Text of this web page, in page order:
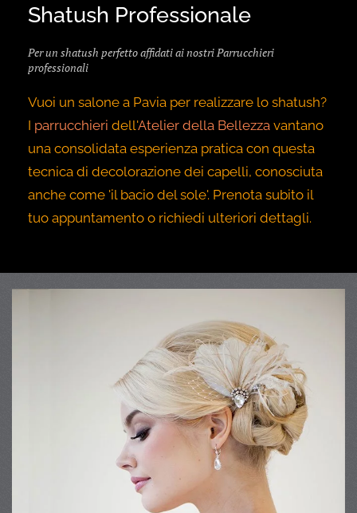
Shatush Professionale
Per un shatush perfetto affidati ai nostri Parrucchieri
professionali
Vuoi un salone a Pavia per realizzare lo shatush?
I parrucchieri dell'Atelier della Bellezza vantano
una consolidata esperienza pratica con questa
tecnica di decolorazione dei capelli, conosciuta
anche come 'il bacio del sole'. Prenota subito il
tuo appuntamento o richiedi ulteriori dettagli.